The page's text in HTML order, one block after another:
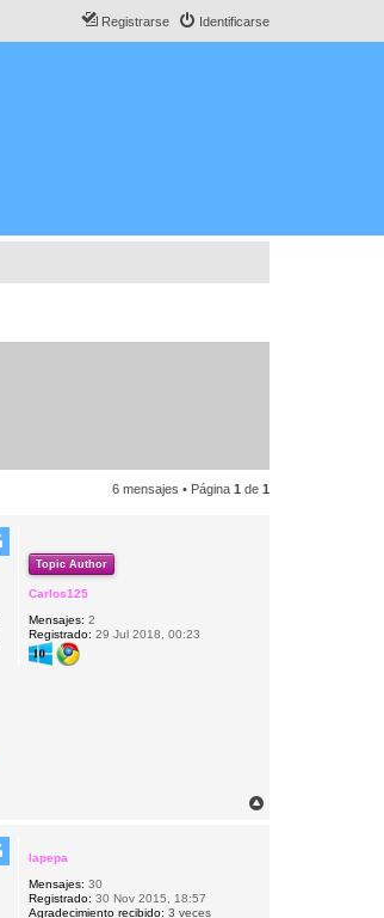
Identificarse
Registrarse
6 mensajes • Página 1 de 1
Topic Author
Carlos125
Mensajes: 2
Registrado: 29 Jul 2018, 00:23
lapepa
Mensajes: 30
Registrado: 30 Nov 2015, 18:57
Agradecimiento recibido: 3 veces